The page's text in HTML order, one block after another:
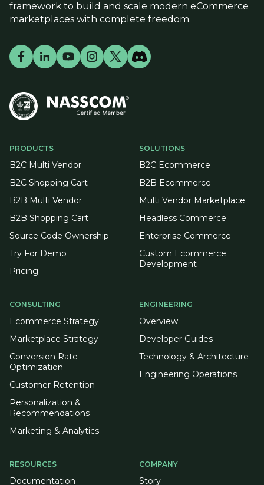
PRODUCTS
B2C Multi Vendor
B2C Shopping Cart
B2B Multi Vendor
B2B Shopping Cart
Source Code Ownership
Try For Demo
Pricing
SOLUTIONS
B2C Ecommerce
B2B Ecommerce
Multi Vendor Marketplace
Headless Commerce
Enterprise Commerce
Custom Ecommerce
Development
CONSULTING
Ecommerce Strategy
Marketplace Strategy
Conversion Rate
Optimization
Customer Retention
Personalization &
Recommendations
Marketing & Analytics
framework to build and scale modern eCommerce
marketplaces with complete freedom.
ENGINEERING
Overview
Developer Guides
Technology & Architecture
Engineering Operations
RESOURCES
Documentation
COMPANY
Story